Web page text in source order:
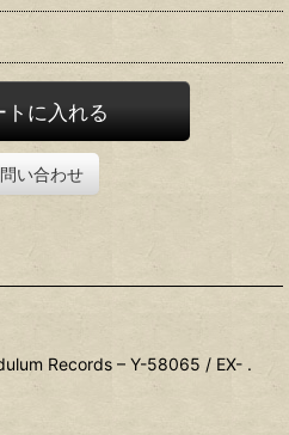
トに入れる
い合わせ
Records ‎– Y-58065 / EX- .